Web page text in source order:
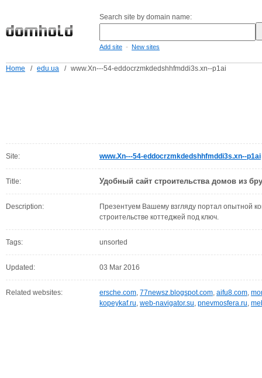
Search site by domain name:
Add site - New sites
Home / edu.ua / www.Xn---54-eddocrzmkdedshhfmddi3s.xn--p1ai
Site: www.Xn---54-eddocrzmkdedshhfmddi3s.xn--p1ai
Title: Удобный сайт строительства домов из
Description:
Презентуем Вашему взгляду портал опытной
строительстве коттеджей под ключ.
Tags: unsorted
Updated: 03 Mar 2016
Related websites: ersche.com, 77newsz.blogspot.com, aifu8.com,
kopeykaf.ru, web-navigator.su, pnevmosfera.ru,